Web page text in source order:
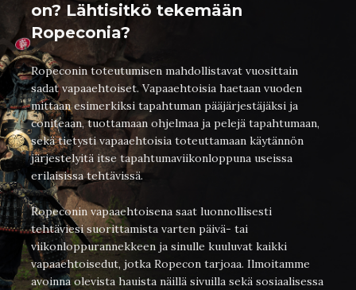
on? Lähtisitkö tekemään
Ropeconia?
Ropeconin toteutumisen mahdollistavat vuosittain
sadat vapaaehtoiset. Vapaaehtoisia haetaan vuoden
mittaan esimerkiksi tapahtuman pääjärjestäjäksi ja
coniteaan, tuottamaan ohjelmaa ja pelejä tapahtumaan,
sekä tietysti vapaaehtoisia toteuttamaan käytännön
järjestelyitä itse tapahtumaviikonloppuna useissa
erilaisissa tehtävissä.
Ropeconin vapaaehtoisena saat luonnollisesti
tehtäviesi suorittamista varten päivä- tai
viikonloppurannekkeen ja sinulle kuuluvat kaikki
vapaaehtoisedut, jotka Ropecon tarjoaa. Ilmoitamme
avoinna olevista hauista näillä sivuilla sekä sosiaalisessa